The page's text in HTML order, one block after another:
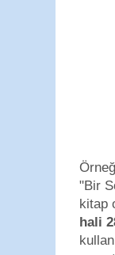
"Bir
kitap
hali